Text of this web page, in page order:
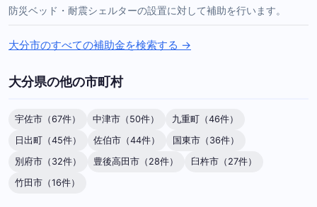
防災ベッド・耐震シェルターの設置に対して補助を行います。
大分市のすべての補助金を検索する →
大分県の他の市町村
宇佐市（67件） 中津市（50件）
九重町（46件）
日出町（45件）
佐伯市（44件）
国東市（36件）
別府市（32件）
豊後高田市（28件）
臼杵市（27件）
竹田市（16件）